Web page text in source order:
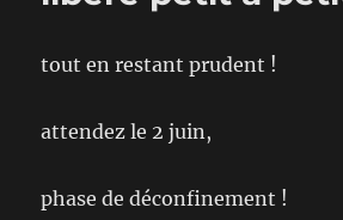
tout en restant prudent !
attendez le 2 juin,
phase de déconfinement !